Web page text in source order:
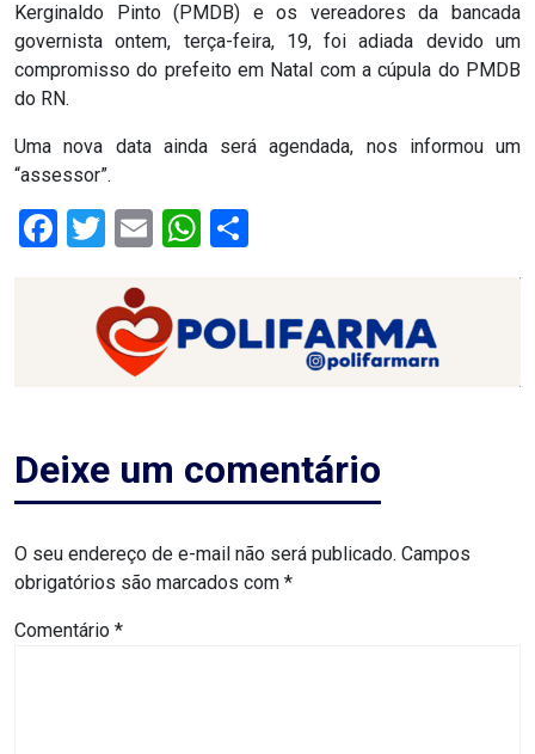
ARTICULAÇÃO
PARLAMENTAR
ARTIGO
ASSEMBLEIA
DO
ASSEMBLEIA
VOCÊ
ASSEMBLEIA
LEGISLATIVA
DO
RN
Kerginaldo Pinto (PMDB) e os vereadores da bancada
governista ontem, terça-feira, 19, foi adiada devido um
compromisso do prefeito em Natal com a cúpula do PMDB
do RN.
Uma nova data ainda será agendada, nos informou um
“assessor”.
Facebook
Twitter
EmailWhatsApp
Deixe um comentário
O seu endereço de e-mail não será publicado. Campos
obrigatórios são marcados com *
Comentário *